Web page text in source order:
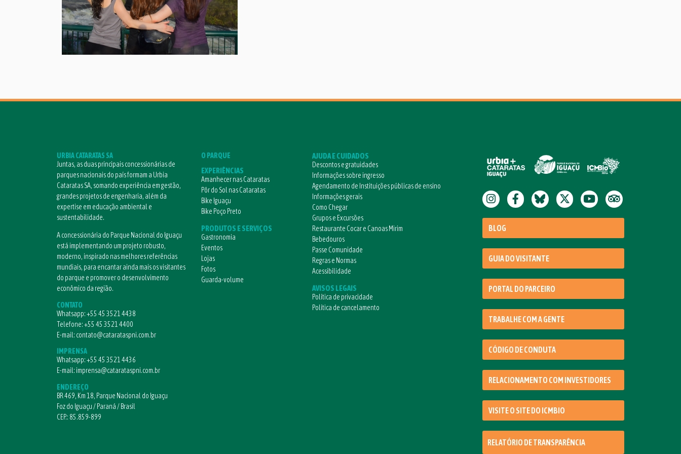
URBIA CATARATAS SA
Juntas, as duas principais concessionárias de
parques nacionais do país formam a Urbia
Cataratas SA, somando experiência em gestão,
grandes projetos de engenharia, além da
expertise em educação ambiental e
sustentabilidade.
A concessionária do Parque Nacional do Iguaçu
está implementando um projeto robusto,
moderno, inspirado nas melhores referências
mundiais, para encantar ainda mais os visitantes
do parque e promover o desenvolvimento
econômico da região.
CONTATO
Whatsapp:+55 45 3521 4438
Telefone:+55 45 3521 4400
E-mail: contato@catarataspni.com.br
IMPRENSA
Whatsapp:+55 45 3521 4436
E-mail: imprensa@catarataspni.com.br
ENDEREÇO
BR 469, Km 18, Parque Nacional do Iguaçu
Foz do Iguaçu / Paraná / Brasil
CEP.: 85.859-899
O PARQUE
EXPERIÊNCIAS
Amanhecer nas Cataratas
Pôr do Sol nas Cataratas
Bike Iguaçu
Bike Poço Preto
PRODUTOS E SERVIÇOS
Gastronomia
Eventos
Lojas
Fotos
Guarda-volume
AJUDA E CUIDADOS
Descontos e gratuidades
Informações sobre ingresso
Agendamento de Instituições públicas de ensino
Informações gerais
Como Chegar
Grupos e Excursões
Restaurante Cocar e Canoas Mirim
Bebedouros
Passe Comunidade
Regras e Normas
Acessibilidade
AVISOS LEGAIS
Política de privacidade
Política de cancelamento
BLOG
GUIA DO VISITANTE
PORTAL DO PARCEIRO
TRABALHE COM A GENTE
CÓDIGO DE CONDUTA
RELACIONAMENTO COM INVESTIDORES
VISITE O SITE DO ICMBIO
RELATÓRIO DE TRANSPARÊNCIA